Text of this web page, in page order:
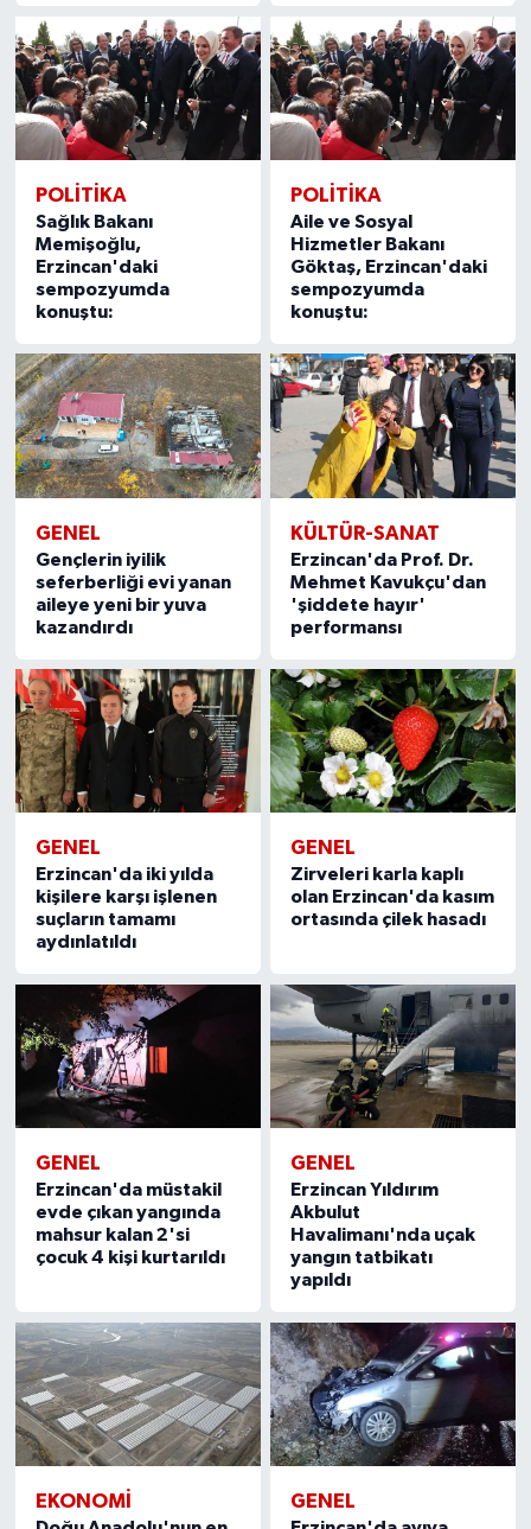
POLITIKA
Sağlık Bakanı
Memişoğlu,
Erzincan'daki
sempozyumda
konuştu:
POLITIKA
Aile ve Sosyal
Hizmetler Bakanı
Göktaş, Erzincan'daki
sempozyumda
konuştu:
GENEL
Gençlerin iyilik
seferberliği evi yanan
aileye yeni bir yuva
kazandırdı
KÜLTÜR-SANAT
Erzincan'da Prof. Dr.
Mehmet Kavukçu'dan
'şiddete hayır'
performansı
GENEL
Erzincan'da iki yılda
kişilere karşı işlenen
suçların tamamı
aydınlatıldı
GENEL
Zirveleri karla kaplı
olan Erzincan'da kasım
ortasında çilek hasadı
GENEL
Erzincan'da müstakil
evde çıkan yangında
mahsur kalan 2'si
çocuk 4 kişi kurtarıldı
GENEL
Erzincan Yıldırım
Akbulut
Havalimanı'nda uçak
yangın tatbikatı
yapıldı
EKONOMİ GENEL